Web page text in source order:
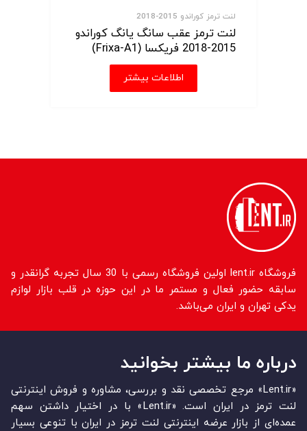
لنت ترمز کوراندو 2015-2018
لنت ترمز عقب سانگ یانگ کوراندو
2015-2018 فریکسا (Frixa-A1)
اطلاعات بیشتر
فروشگاه lent.ir اولین فروشگاه رسمی با 30 سال تجربه گرانقدر و
سابقه حضور فعال و مستمر ما در این حوزه در قلب بازار لوازم
یدکی تهران و ایران می‌باشد.
درباره ما بیشتر بخوانید
«Lent.ir» مرجع تخصصی نقد و بررسی، مشاوره و فروش اینترنتی
لنت ترمز در ایران است. «Lent.ir» با در اختیار داشتن سهم
عمده‏‌ای از بازار عرضه اینترنتی لنت ترمز در ایران با تنوعی بسیار